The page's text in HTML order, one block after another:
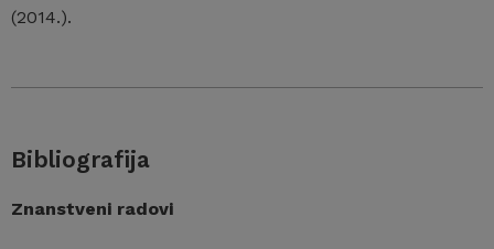
(2014.).
Bibliografija
Znanstveni radovi